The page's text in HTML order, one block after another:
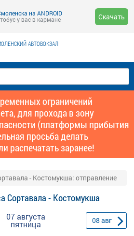
на ANDROID
у вас в кармане
Скачать
АВТОВОКЗАЛ
ограничений
для прохода в зону
(платформы прибытия
просьба делать
распечатать заранее!
- Костомукша: отправление
Сортавала - Костомукша
07 августа
пятница 08 авг